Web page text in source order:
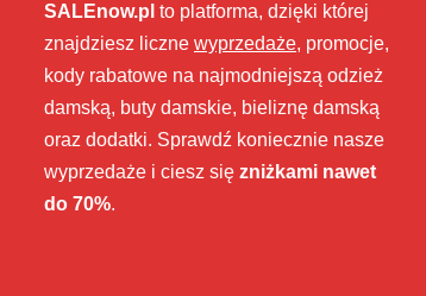
SALEnow.pl to platforma, dzięki której
znajdziesz liczne wyprzedaże, promocje,
kody rabatowe na najmodniejszą odzież
damską, buty damskie, bieliznę damską
oraz dodatki. Sprawdź koniecznie nasze
wyprzedaże i ciesz się zniżkami nawet
do 70%.